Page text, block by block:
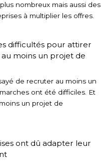
nombreux mais aussi des
à multiplier les offres.
difficultés pour attirer
moins un projet de
de recruter au moins un
ont été difficiles. Et
un projet de
ont dû adapter leur